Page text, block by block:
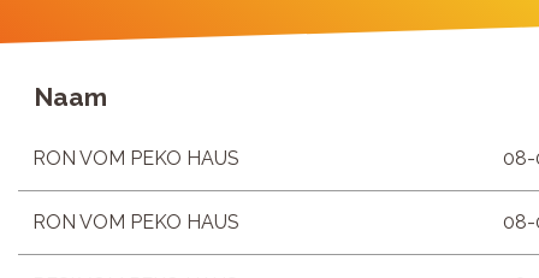
Naam
RON VOM PEKO HAUS 08-
RON VOM PEKO HAUS 08-